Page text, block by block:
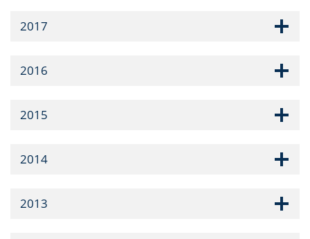
2017
2016
2015
2014
2013